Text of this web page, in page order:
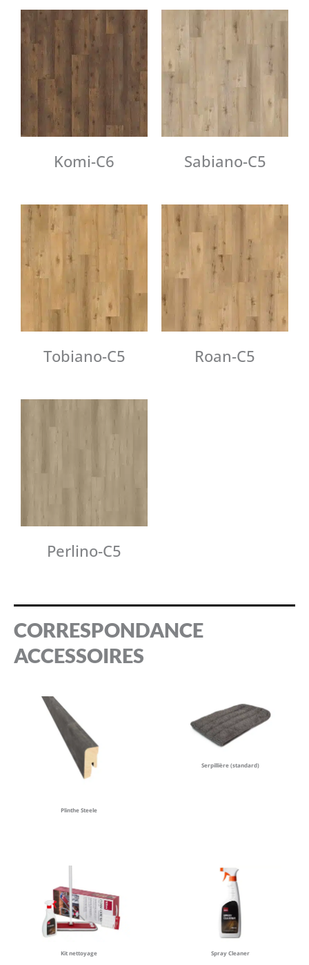
Komi-C6 Sabiano-C5
Tobiano-C5 Roan-C5
Perlino-C5
CORRESPONDANCE
ACCESSOIRES
Plinthe Steele
Serpillière (standard)
Kit nettoyage Spray Cleaner